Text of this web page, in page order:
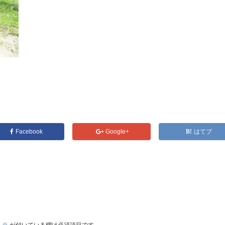
Facebook Google+ はてブ